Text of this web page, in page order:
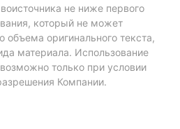
не ниже первого
который не может
объема оригинального текста,
материала. Использование
только при условии
Компании.